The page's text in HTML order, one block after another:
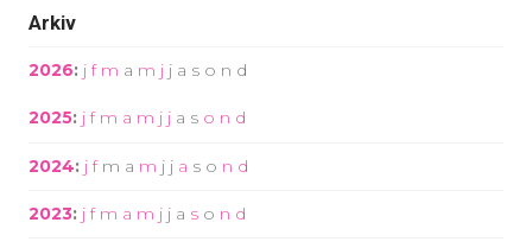
Arkiv
2026: j f m a m j j a s o n d
2025: j f m a m j j a s o n d
2024: j f m a m j j a s o n d
2023: j f m a m j j a s o n d